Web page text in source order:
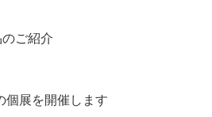
のご紹介
個展を開催します